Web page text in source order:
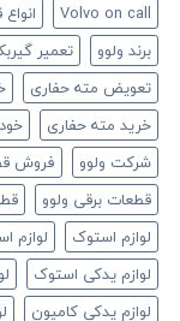
Volvo on call
برند ولوو
تعمیر
تعویض مته حفاری
خرید مته حفاری
شرکت ولوو
فروش
قطعات برقی ولوو
لوازم استوک
لوازم
لوازم یدکی استوک
لوازم یدکی کامیون